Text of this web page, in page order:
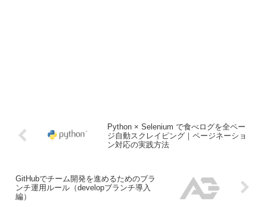
Python × Selenium で食べログを全ペー
ジ自動スクレイピング｜ページネーショ
ン対応の実践方法
GitHubでチーム開発を進めるためのブラ
ンチ運用ルール（developブランチ導入
編）